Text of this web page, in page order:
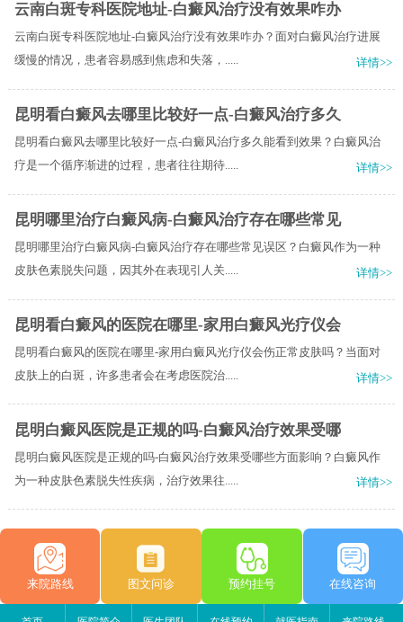
云南白斑专科医院地址-白癜风治疗没有效果咋办
云南白斑专科医院地址-白癜风治疗没有效果咋办？面对白癜风治疗进展
缓慢的情况，患者容易感到焦虑和失落，.....
详情>>
昆明看白癜风去哪里比较好一点-白癜风治疗多久
昆明看白癜风去哪里比较好一点-白癜风治疗多久能看到效果？白癜风治
疗是一个循序渐进的过程，患者往往期待.....
详情>>
昆明哪里治疗白癜风病-白癜风治疗存在哪些常见
昆明哪里治疗白癜风病-白癜风治疗存在哪些常见误区？白癜风作为一种
皮肤色素脱失问题，因其外在表现引人关.....
详情>>
昆明看白癜风的医院在哪里-家用白癜风光疗仪会
昆明看白癜风的医院在哪里-家用白癜风光疗仪会伤正常皮肤吗？当面对
皮肤上的白斑，许多患者会在考虑医院治.....
详情>>
昆明白癜风医院是正规的吗-白癜风治疗效果受哪
昆明白癜风医院是正规的吗-白癜风治疗效果受哪些方面影响？白癜风作
为一种皮肤色素脱失性疾病，治疗效果往.....
详情>>
来院路线 图文问诊 预约挂号 在线咨询